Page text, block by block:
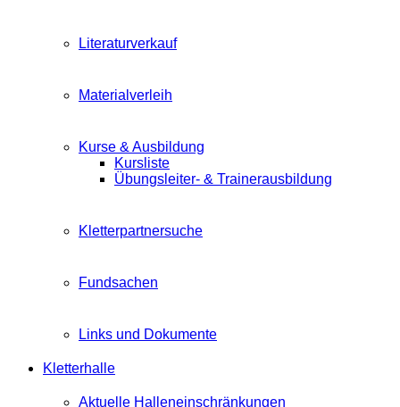
Literaturverkauf
Materialverleih
Kurse & Ausbildung
Kursliste
Übungsleiter- & Trainerausbildung
Kletterpartnersuche
Fundsachen
Links und Dokumente
Kletterhalle
Aktuelle Halleneinschränkungen